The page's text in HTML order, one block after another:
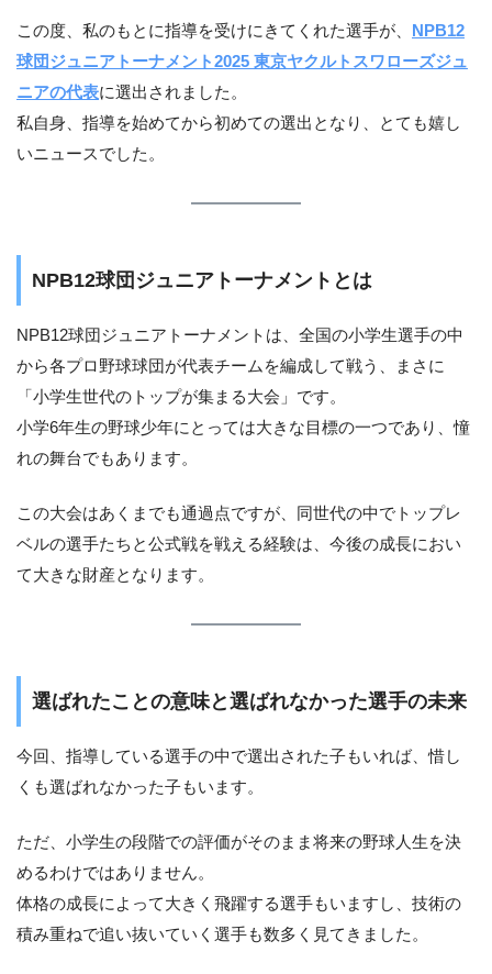
この度、私のもとに指導を受けにきてくれた選手が、
NPB12
球団ジュニアトーナメント2025 東京ヤクルトスワローズジュ
ニアの代表に選出されました。
私自身、指導を始めてから初めての選出となり、とても嬉し
いニュースでした。
NPB12球団ジュニアトーナメントとは
NPB12球団ジュニアトーナメントは、全国の小学生選手の中
から各プロ野球球団が代表チームを編成して戦う、まさに
「小学生世代のトップが集まる大会」です。
小学6年生の野球少年にとっては大きな目標の一つであり、憧
れの舞台でもあります。
この大会はあくまでも通過点ですが、同世代の中でトップレ
ベルの選手たちと公式戦を戦える経験は、今後の成長におい
て大きな財産となります。
選ばれたことの意味と選ばれなかった選手の未来
今回、指導している選手の中で選出された子もいれば、惜し
くも選ばれなかった子もいます。
ただ、小学生の段階での評価がそのまま将来の野球人生を決
めるわけではありません。
体格の成長によって大きく飛躍する選手もいますし、技術の
積み重ねで追い抜いていく選手も数多く見てきました。